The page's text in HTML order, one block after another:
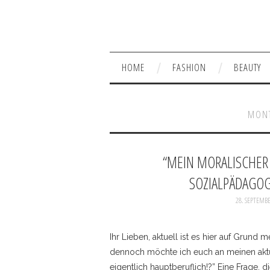
HOME FASHION BEAUTY
“MEIN
28.
Ihr Lieben, aktuell ist es hier auf Grund
dennoch möchte ich euch an meinen
eigentlich hauptberuflich!?” Eine Frage,